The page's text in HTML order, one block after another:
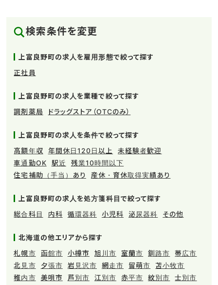
検索条件を変更
上富良野町の求人を雇用形態で絞って探す
正社員
上富良野町の求人を業種で絞って探す
調剤薬局
ドラッグストア（OTCのみ）
上富良野町の求人を条件で絞って探す
高額年収
年間休日120日以上
未経験者歓迎
車通勤OK
駅近
残業10時間以下
住宅補助（手当）あり
産休・育休取得実績あり
上富良野町の求人を処方箋科目で絞って探す
総合科目
内科 循環器科 小児科 泌尿器科 その他
北海道の他エリアから探す
札幌市
函館市 小樽市 旭川市 室蘭市 釧路市
帯広市
北見市
夕張市 岩見沢市 網走市 留萌市
苫小牧市
稚内市
美唄市 芦別市 江別市 赤平市 紋別市
士別市